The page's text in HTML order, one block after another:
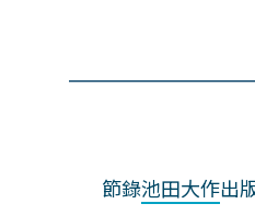
節錄池田大作出